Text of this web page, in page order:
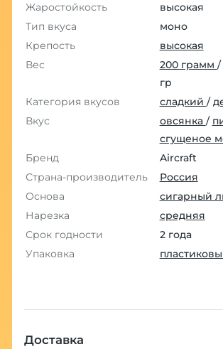
Жаростойкость
высокая
Тип вкуса
моно
Крепость
высокая
Вес
200 грамм /
гр
Категория вкусов
сладкий /
Вкус
овсянка /
сгущеное
Бренд
Aircraft
Страна-производитель
Россия
Основа
сигарный
Нарезка
средняя
Срок годности
2 года
Упаковка
Доставка